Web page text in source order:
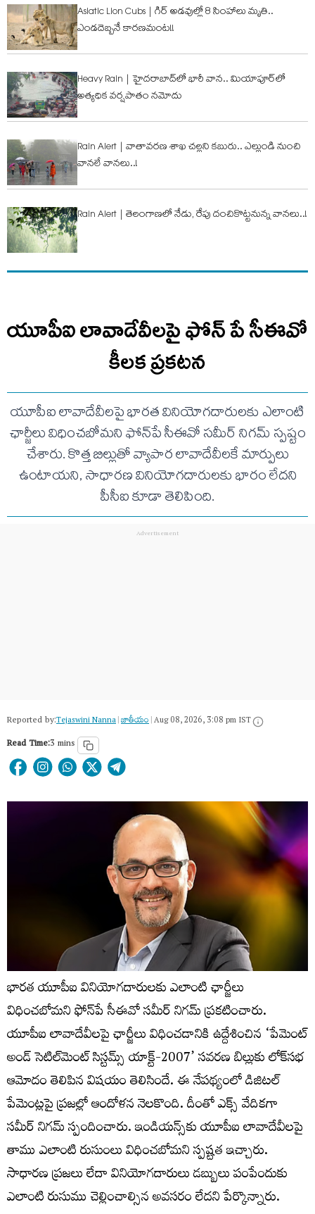
Asiatic Lion Cubs | గిర్ అడవుల్లో 8 సింహాలు మృతి..
ఎండదెబ్బనే కారణమంట!!
Heavy Rain | హైద‌రాబాద్‌లో భారీ వాన‌.. మియాపూర్‌లో
అత్య‌ధిక వ‌ర్ష‌పాతం న‌మోదు
Rain Alert | వాతావ‌ర‌ణ శాఖ చ‌ల్లని క‌బురు.. ఎల్లుండి నుంచి
వాన‌లే వాన‌లు..!
Rain Alert | తెలంగాణ‌లో నేడు, రేపు దంచికొట్ట‌నున్న వాన‌లు..!
యూపీఐ లావాదేవీలపై ఫోన్ పే సీఈవో
కీలక ప్రకటన
యూపీఐ లావాదేవీలపై భారత వినియోగదారులకు ఎలాంటి
ఛార్జీలు విధించబోమని ఫోన్‌పే సీఈవో సమీర్ నిగమ్ స్పష్టం
చేశారు. కొత్త బిల్లుతో వ్యాపార లావాదేవీలకే మార్పులు
ఉంటాయని, సాధారణ వినియోగదారులకు భారం లేదని
పీసీఐ కూడా తెలిపింది.
Reported by:Tejaswini Nanna|జాతీయం|Aug 08, 2026, 3:08 pm IST
Read Time:3 mins
భారత యూపీఐ వినియోగదారులకు ఎలాంటి ఛార్జీలు
విధించబోమని ఫోన్‌పే సీఈవో సమీర్‌ నిగమ్‌ ప్రకటించారు.
యూపీఐ లావాదేవీలపై ఛార్జీలు విధించడానికి ఉద్దేశించిన ‘పేమెంట్
అండ్ సెటిల్‌మెంట్ సిస్టమ్స్ యాక్ట్-2007’ సవరణ బిల్లుకు లోక్‌సభ
ఆమోదం తెలిపిన విషయం తెలిసిందే. ఈ నేపథ్యంలో డిజిటల్‌
పేమెంట్లపై ప్రజల్లో ఆందోళన నెలకొంది. దీంతో ఎక్స్‌ వేదికగా
సమీర్‌ నిగమ్‌ స్పందించారు. ఇండియన్స్‌కు యూపీఐ లావాదేవీలపై
తాము ఎలాంటి రుసుంలు విధించబోమని స్పష్టత ఇచ్చారు.
సాధారణ ప్రజలు లేదా వినియోగదారులు డబ్బులు పంపేందుకు
ఎలాంటి రుసుము చెల్లించాల్సిన అవసరం లేదని పేర్కొన్నారు.